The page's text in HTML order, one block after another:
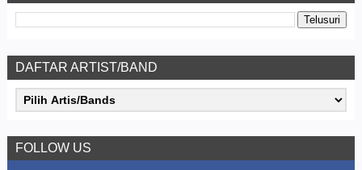
DAFTAR ARTIST/BAND
FOLLOW US